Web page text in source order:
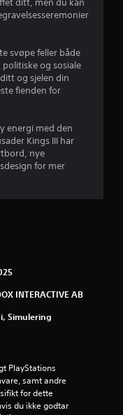
a
v
5
r
a
4
1
d
i
n
svøpe feller både
og sosiale
og sjelen din
fienden for
energi med den
Kings III har
nye
for mer
INTERACTIVE AB
Simulering
PlayStations
samt andre
for dette
du ikke godtar